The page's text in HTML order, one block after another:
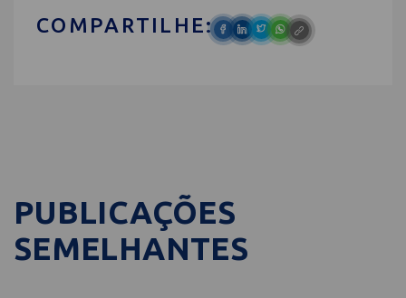
COMPARTILHE:
PUBLICAÇÕES
SEMELHANTES